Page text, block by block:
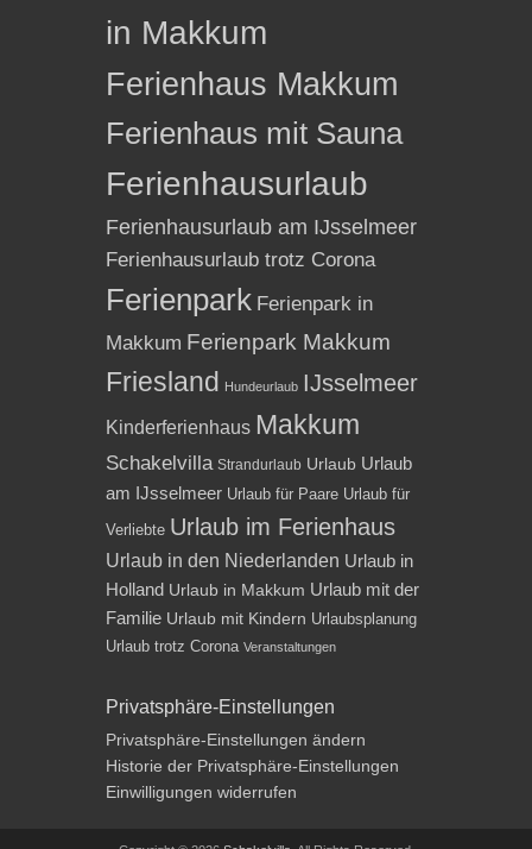
in Makkum
Ferienhaus Makkum
Ferienhaus mit Sauna
Ferienhausurlaub
Ferienhausurlaub am IJsselmeer
Ferienhausurlaub trotz Corona
Ferienpark Ferienpark in
Makkum Ferienpark Makkum
Friesland Hundeurlaub IJsselmeer
Kinderferienhaus Makkum
Schakelvilla Strandurlaub Urlaub Urlaub
am IJsselmeer Urlaub für Paare Urlaub für
Verliebte Urlaub im Ferienhaus
Urlaub in den Niederlanden Urlaub in
Holland Urlaub in Makkum Urlaub mit der
Familie Urlaub mit Kindern Urlaubsplanung
Urlaub trotz Corona Veranstaltungen
Privatsphäre-Einstellungen
Privatsphäre-Einstellungen ändern
Historie der Privatsphäre-Einstellungen
Einwilligungen widerrufen